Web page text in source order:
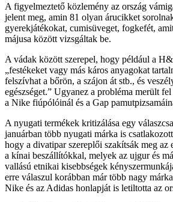
A figyelmeztető közlemény az ország
jelent meg, amin 81 olyan árucikket
gyerekjátékokat, cumisüveget, fogkefét,
májusa között vizsgáltak be.
A vádak között szerepel, hogy például a
„festékeket vagy más káros anyagokat
felszívhat a bőrön, a szájon át stb., és
egészséget.” Ugyanez a probléma merült
a Nike fiúpólóinál és a Gap
A nyugati termékek kritizálása egy
januárban több nyugati márka is
hogy a divatipar szereplői szakítsák meg az
a kínai beszállítókkal, melyek az ujgur és
vallású etnikai kisebbségek
erre válaszul korábban már több nagy
Nike és az Adidas honlapját is letiltotta az